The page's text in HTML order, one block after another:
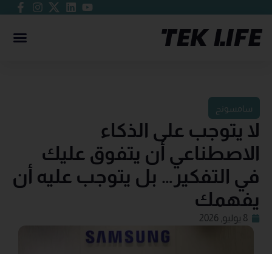
سامسونج
لا يتوجب على الذكاء
الاصطناعي أن يتفوق عليك
في التفكير… بل يتوجب عليه أن
يفهمك
8 يوليو, 2026